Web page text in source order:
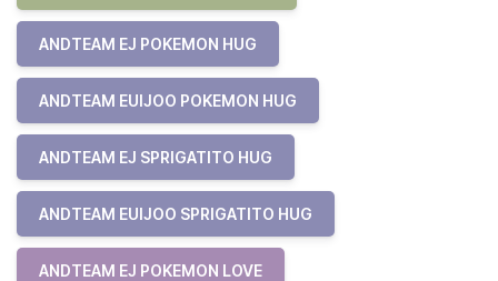
ANDTEAM EJ POKEMON HUG
ANDTEAM EUIJOO POKEMON HUG
ANDTEAM EJ SPRIGATITO HUG
ANDTEAM EUIJOO SPRIGATITO HUG
ANDTEAM EJ POKEMON LOVE